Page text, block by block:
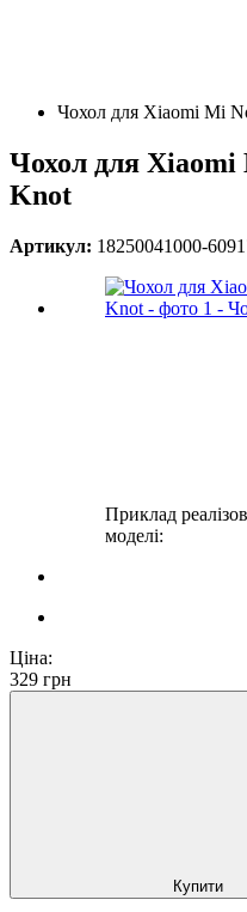
Чохол для Xiaomi Mi
Чохол для Xiaomi
Knot
Артикул: 18250041000-
Приклад
моделі:
Ціна:
329 грн
Купити